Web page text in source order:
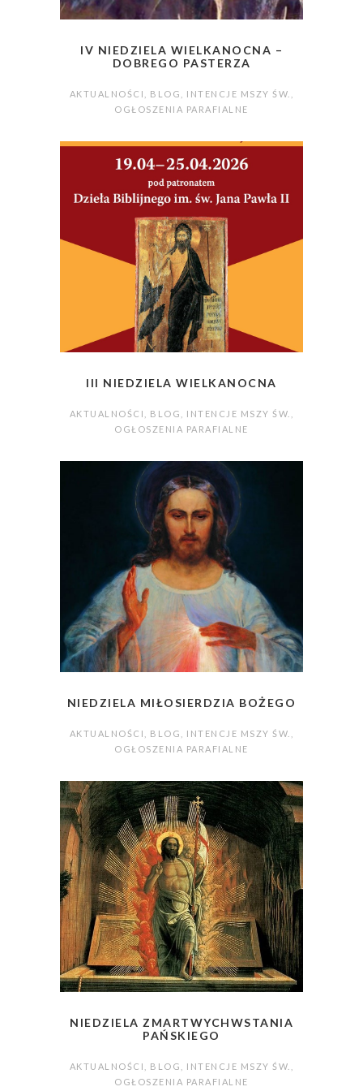
IV NIEDZIELA WIELKANOCNA –
DOBREGO PASTERZA
AKTUALNOŚCI BLOG INTENCJE MSZY ŚW.
OGŁOSZENIA PARAFIALNE
III NIEDZIELA WIELKANOCNA
AKTUALNOŚCI BLOG INTENCJE MSZY ŚW.
OGŁOSZENIA PARAFIALNE
NIEDZIELA MIŁOSIERDZIA BOŻEGO
AKTUALNOŚCI BLOG INTENCJE MSZY ŚW.
OGŁOSZENIA PARAFIALNE
NIEDZIELA ZMARTWYCHWSTANIA
PAŃSKIEGO
AKTUALNOŚCI BLOG INTENCJE MSZY ŚW.
OGŁOSZENIA PARAFIALNE